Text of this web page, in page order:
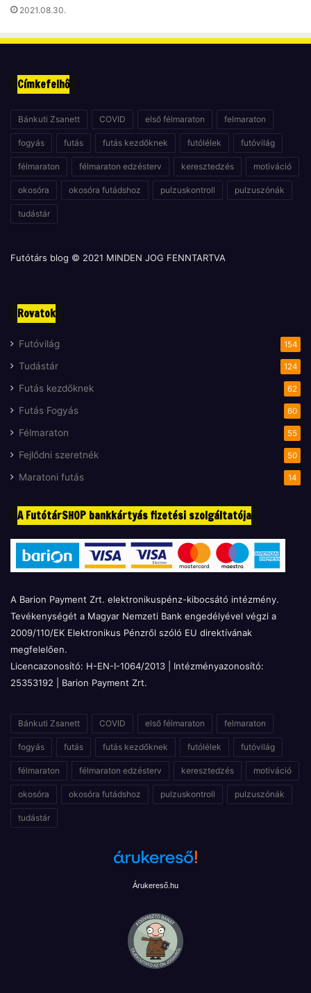
o
b
e
y
é
2021.08.30.
Címkefelhő
Bánkuti Zsanett COVID első félmaraton felmaraton
fogyás futás futás kezdőknek futólélek futóvilág
félmaraton félmaraton edzésterv keresztedzés motiváció
okosóra okosóra futádshoz pulzuskontroll pulzuszónák
tudástár
Futótárs blog © 2021 MINDEN JOG FENNTARTVA
Rovatok
Futóvilág 154
Tudástár 124
Futás kezdőknek 62
Futás Fogyás 60
Félmaraton 55
Fejlődni szeretnék 50
Maratoni futás 14
A FutótárSHOP bankkártyás fizetési szolgáltatója
A Barion Payment Zrt. elektronikuspénz-kibocsátó intézmény.
Tevékenységét a Magyar Nemzeti Bank engedélyével végzi a
2009/110/EK Elektronikus Pénzről szóló EU direktívának
megfelelően.
Licencazonosító: H-EN-I-1064/2013 | Intézményazonosító:
25353192 | Barion Payment Zrt.
Bánkuti Zsanett COVID első félmaraton felmaraton
fogyás futás futás kezdőknek futólélek futóvilág
félmaraton félmaraton edzésterv keresztedzés motiváció
okosóra okosóra futádshoz pulzuskontroll pulzuszónák
tudástár
Árukereső.hu